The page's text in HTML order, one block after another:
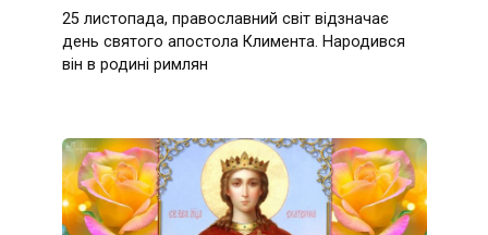
25 листопада, православний світ відзначає
день святого апостола Климента. Народився
він в родині римлян